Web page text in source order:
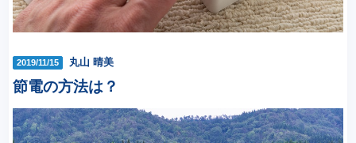
2019/11/15 丸山 晴美
節電の方法は？